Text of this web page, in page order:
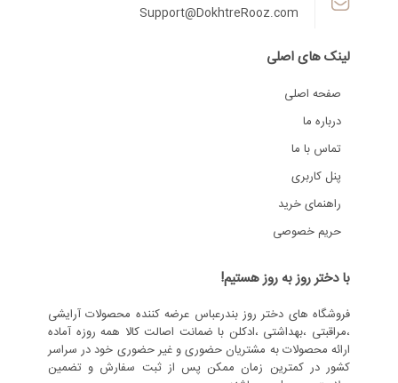
Support@DokhtreRooz.com
لینک های اصلی
صفحه اصلی
درباره ما
تماس با ما
پنل کاربری
راهنمای خرید
حریم خصوصی
با دختر روز به روز هستیم!
فروشگاه های دختر روز بندرعباس عرضه کننده محصولات آرایشی
،مراقبتی ،بهداشتی ،ادکلن با ضمانت اصالت کالا همه روزه آماده
ارائه محصولات به مشتریان حضوری و غیر حضوری خود در سراسر
کشور در کمترین زمان ممکن پس از ثبت سفارش و تضمین